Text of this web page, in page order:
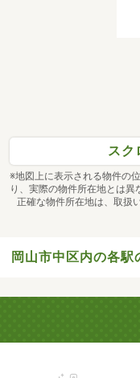
スク
※地図上に表示される物件の
り、実際の物件所在地とは異
正確な物件所在地は、取扱
岡山市中区内の各駅